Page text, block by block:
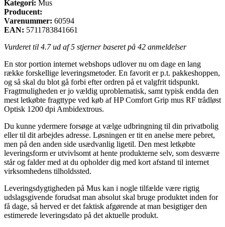
Kategori: Mus
Producent:
Varenummer: 60594
EAN: 5711783841661
Vurderet til 4.7ud af 5 stjerner baseret på 42 anmeldelser
En stor portion internet webshops udlover nu om dage en lang
række forskellige leveringsmetoder. En favorit er p.t. pakkeshoppen,
og så skal du blot gå forbi efter ordren på et valgfrit tidspunkt.
Fragtmuligheden er jo vældig uproblematisk, samt typisk endda den
mest letkøbte fragttype ved køb af HP Comfort Grip mus RF trådløst
Optisk 1200 dpi Ambidextrous.
Du kunne ydermere forsøge at vælge udbringning til din privatbolig
eller til dit arbejdes adresse. Løsningen er tit en anelse mere pebret,
men på den anden side usædvanlig ligetil. Den mest letkøbte
leveringsform er utvivlsomt at hente produkterne selv, som desværre
står og falder med at du opholder dig med kort afstand til internet
virksomhedens tilholdssted.
Leveringsdygtigheden på Mus kan i nogle tilfælde være rigtig
udslagsgivende forudsat man absolut skal bruge produktet inden for
få dage, så herved er det faktisk afgørende at man besigtiger den
estimerede leveringsdato på det aktuelle produkt.